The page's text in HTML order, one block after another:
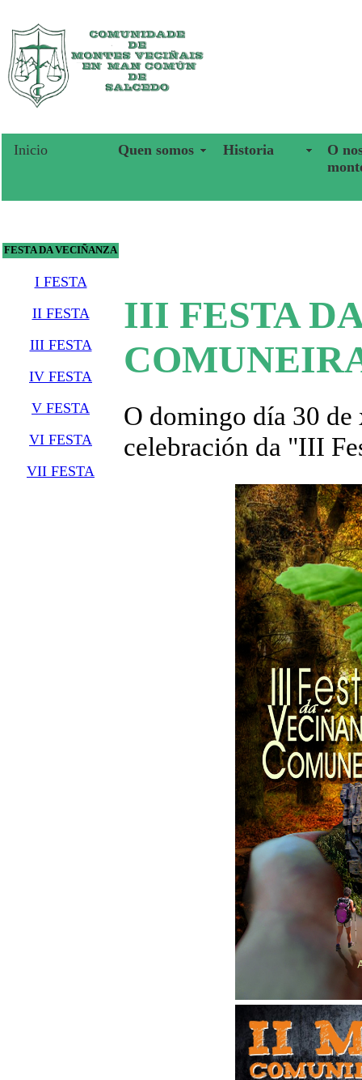
Inicio Quen somos Historia
O
FESTA DA VECIÑANZA
I FESTA
II FESTA
III FESTA
IV FESTA
V FESTA
VI FESTA
VII FESTA
III FESTA
O domingo día 30
celebración da "III